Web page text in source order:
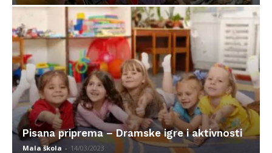
Pisana priprema – Dramske igre i aktivnosti
Mala škola - 14/03/2023